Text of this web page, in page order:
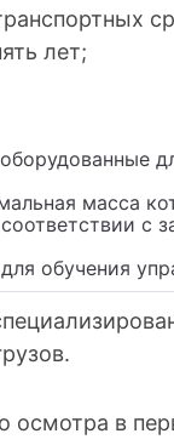
лет;
масса
обучения
осмотра в